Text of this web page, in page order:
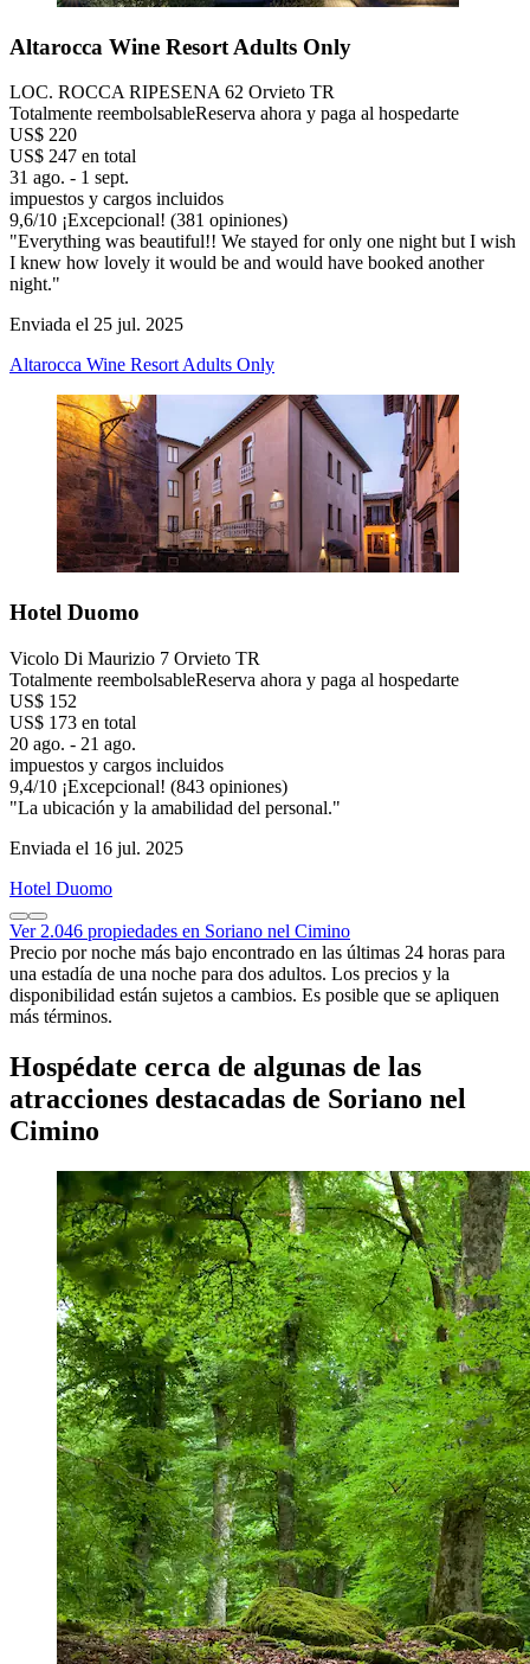
Altarocca Wine Resort Adults Only
LOC. ROCCA RIPESENA 62 Orvieto TR
Totalmente reembolsableReserva ahora y paga al hospedarte
US$ 220
US$ 247 en total
31 ago. - 1 sept.
impuestos y cargos incluidos
9,6/10 ¡Excepcional! (381 opiniones)
"Everything was beautiful!! We stayed for only one night but I wish
I knew how lovely it would be and would have booked another
night."
Enviada el 25 jul. 2025
Altarocca Wine Resort Adults Only
Hotel Duomo
Vicolo Di Maurizio 7 Orvieto TR
Totalmente reembolsableReserva ahora y paga al hospedarte
US$ 152
US$ 173 en total
20 ago. - 21 ago.
impuestos y cargos incluidos
9,4/10 ¡Excepcional! (843 opiniones)
"La ubicación y la amabilidad del personal."
Enviada el 16 jul. 2025
Hotel Duomo
Ver 2.046 propiedades en Soriano nel Cimino
Precio por noche más bajo encontrado en las últimas 24 horas para
una estadía de una noche para dos adultos. Los precios y la
disponibilidad están sujetos a cambios. Es posible que se apliquen
más términos.
Hospédate cerca de algunas de las
atracciones destacadas de Soriano nel
Cimino